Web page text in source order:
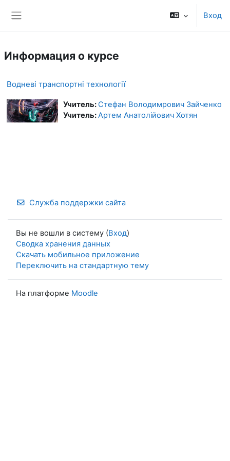
Вход
Информация о курсе
Водневі транспортні технології
Учитель:Стефан Володимрович Зайченко
Учитель:Артем Анатолійович Хотян
Служба поддержки сайта
Вы не вошли в систему (Вход)
Сводка хранения данных
Скачать мобильное приложение
Переключить на стандартную тему
На платформе Moodle